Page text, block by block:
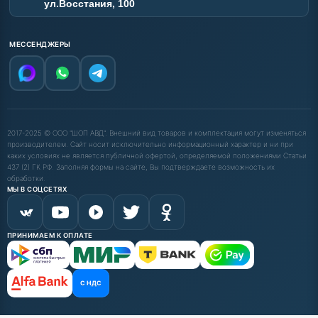
ул.Восстания, 100
МЕССЕНДЖЕРЫ
2017-2025 © ООО "ШОП АВД". Внешний вид товаров и комплектация могут изменяться
производителем. Сайт носит исключительно информационный характер и ни при
каких условиях не является публичной офертой, определяемой положениями Статьи
437 (2) ГК РФ. Заполняя формы на сайте, Вы подтверждаете возможность их
обработки.
МЫ В СОЦСЕТЯХ
ПРИНИМАЕМ К ОПЛАТЕ
С НДС